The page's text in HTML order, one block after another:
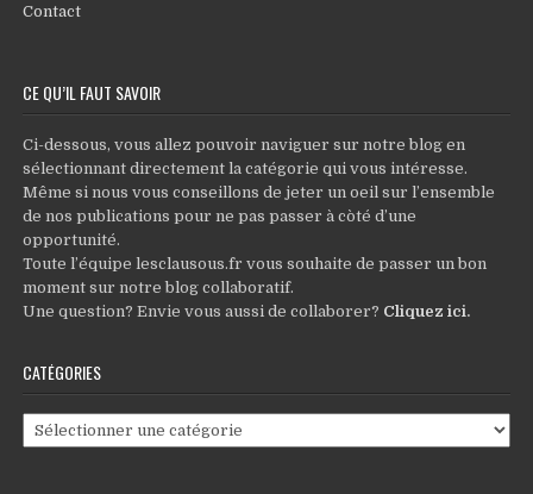
Contact
CE QU’IL FAUT SAVOIR
Ci-dessous, vous allez pouvoir naviguer sur notre blog en
sélectionnant directement la catégorie qui vous intéresse.
Même si nous vous conseillons de jeter un oeil sur l’ensemble
de nos publications pour ne pas passer à còté d’une
opportunité.
Toute l’équipe lesclausous.fr vous souhaite de passer un bon
moment sur notre blog collaboratif.
Une question? Envie vous aussi de collaborer? Cliquez ici.
CATÉGORIES
Catégories